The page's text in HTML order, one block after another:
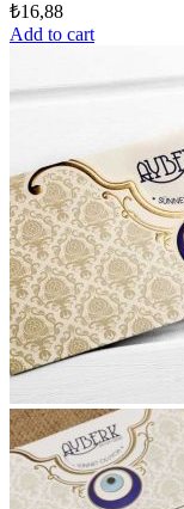
₺16,88
Add to cart